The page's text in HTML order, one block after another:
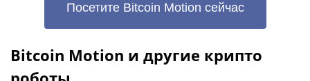
Посетите Bitcoin Motion сейчас
Bitcoin Motion и другие крипто